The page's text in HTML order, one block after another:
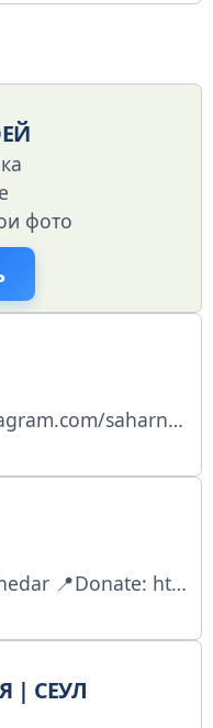
фото
the artist way. instagram.com/saharnaya № 5039472772
📈Реклама: @etozhedar 📍Donate: https://pay.cloudtips.ru/p/12f82211 📍Twitch: https://www.twitch.tv/soulofta 📍TikTok: https://www.tiktok.com/@soulof.ta 📍Instagram: https://www.instagram.com/soulofta 📍Pinterest: https://pin.it/6E3UX7Wei
| СЕУЛ